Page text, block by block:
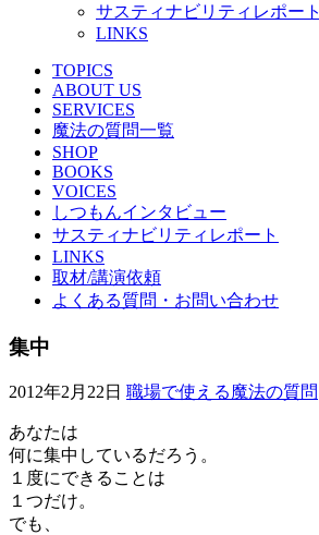
サスティナビリティレポート
LINKS
TOPICS
ABOUT US
SERVICES
魔法の質問一覧
SHOP
BOOKS
VOICES
しつもんインタビュー
サスティナビリティレポート
LINKS
取材/講演依頼
よくある質問・お問い合わせ
集中
2012年2月22日 職場で使える魔法の質問
あなたは
何に集中しているだろう。
１度にできることは
１つだけ。
でも、